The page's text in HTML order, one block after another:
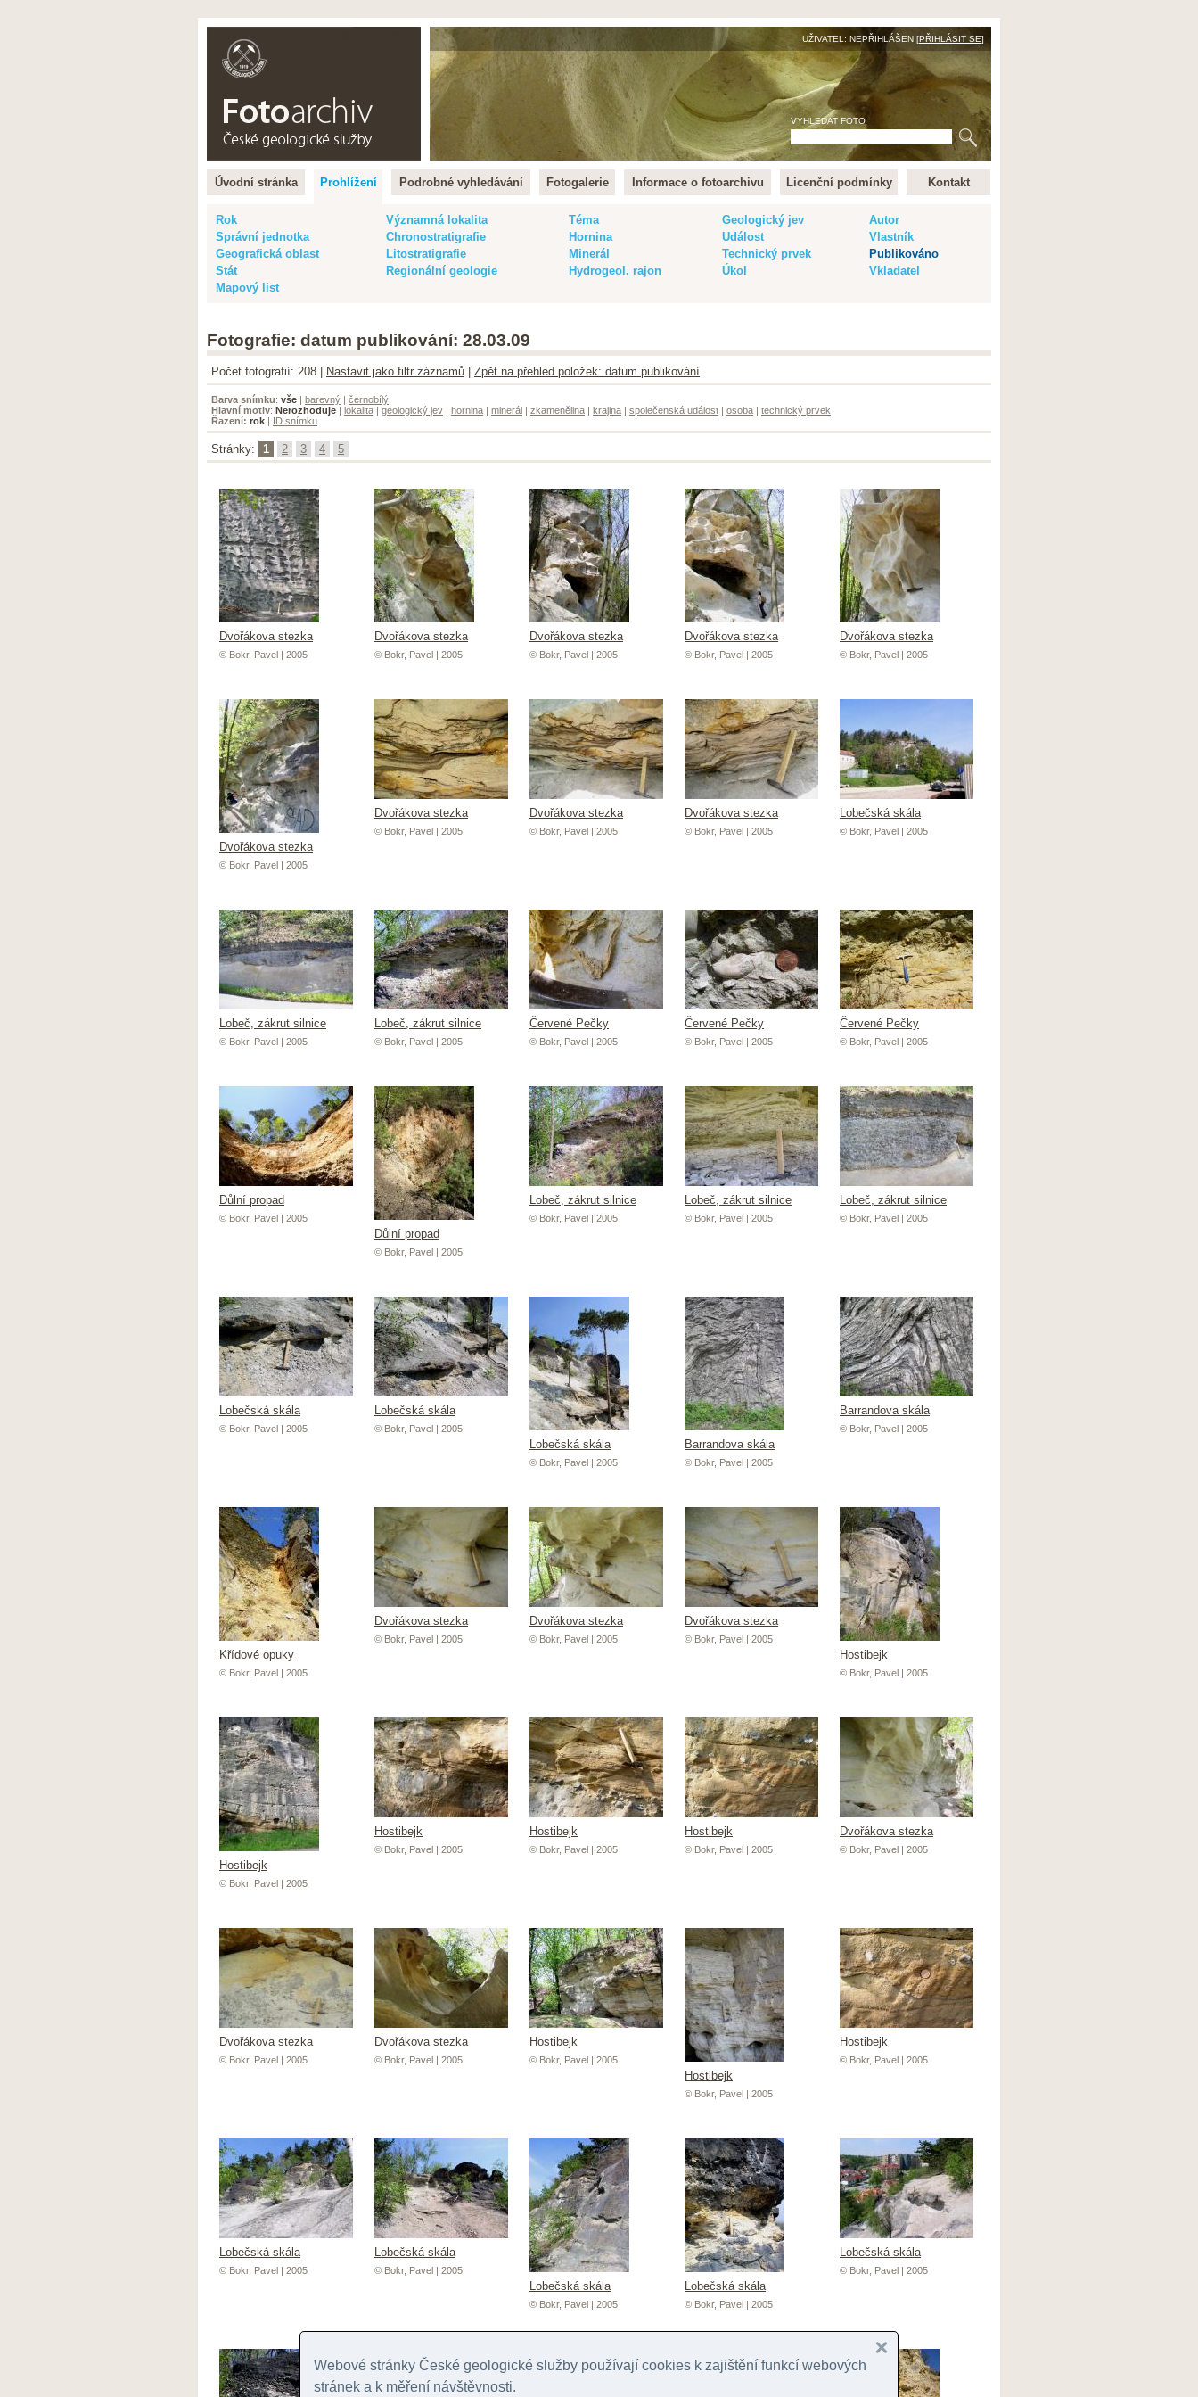
UŽIVATEL: NEPŘIHLÁŠEN [PŘIHLÁSIT SE]
VYHLEDAT FOTO
Úvodní stránka Prohlížení Podrobné vyhledávání Fotogalerie Informace o fotoarchivu Licenční podmínky Kontakt
Rok Významná lokalita Téma Geologický jev
Autor
Správní jednotka
Chronostratigrafie Hornina Událost
Vlastník
Geografická oblast
Litostratigrafie Minerál Technický prvek
Publikováno
Stát
Regionální geologie Hydrogeol. rajon Úkol
Vkladatel
Mapový list
Fotografie: datum publikování: 28.03.09
Počet fotografií: 208 | Nastavit jako filtr záznamů Zpět na přehled položek: datum publikování
Barva snímku: vše | barevný | černobílý
Hlavní motiv: Nerozhoduje | lokalita | geologický jev | hornina | minerál | zkamenělina | krajina | společenská událost | osoba | technický prvek
Řazení: rok | ID snímku
Stránky: 1 2 3 4 5
Dvořákova stezka
© Bokr, Pavel | 2005
Dvořákova stezka
© Bokr, Pavel | 2005
Dvořákova stezka
© Bokr, Pavel | 2005
Dvořákova stezka
© Bokr, Pavel | 2005
Dvořákova stezka
© Bokr, Pavel | 2005
Dvořákova stezka
© Bokr, Pavel | 2005
Dvořákova stezka
© Bokr, Pavel | 2005
Dvořákova stezka
© Bokr, Pavel | 2005
Dvořákova stezka
© Bokr, Pavel | 2005
Lobečská skála
© Bokr, Pavel | 2005
Lobeč, zákrut silnice
© Bokr, Pavel | 2005
Lobeč, zákrut silnice
© Bokr, Pavel | 2005
Červené Pečky
© Bokr, Pavel | 2005
Červené Pečky
© Bokr, Pavel | 2005
Červené Pečky
© Bokr, Pavel | 2005
Důlní propad
© Bokr, Pavel | 2005
Důlní propad
© Bokr, Pavel | 2005
Lobeč, zákrut silnice
© Bokr, Pavel | 2005
Lobeč, zákrut silnice
© Bokr, Pavel | 2005
Lobeč, zákrut silnice
© Bokr, Pavel | 2005
Lobečská skála
© Bokr, Pavel | 2005
Lobečská skála
© Bokr, Pavel | 2005
Lobečská skála
© Bokr, Pavel | 2005
Barrandova skála
© Bokr, Pavel | 2005
Barrandova skála
© Bokr, Pavel | 2005
Křídové opuky
© Bokr, Pavel | 2005
Dvořákova stezka
© Bokr, Pavel | 2005
Dvořákova stezka
© Bokr, Pavel | 2005
Dvořákova stezka
© Bokr, Pavel | 2005
Hostibejk
© Bokr, Pavel | 2005
Hostibejk
© Bokr, Pavel | 2005
Hostibejk
© Bokr, Pavel | 2005
Hostibejk
© Bokr, Pavel | 2005
Hostibejk
© Bokr, Pavel | 2005
Dvořákova stezka
© Bokr, Pavel | 2005
Dvořákova stezka
© Bokr, Pavel | 2005
Dvořákova stezka
© Bokr, Pavel | 2005
Hostibejk
© Bokr, Pavel | 2005
Hostibejk
© Bokr, Pavel | 2005
Hostibejk
© Bokr, Pavel | 2005
Lobečská skála
© Bokr, Pavel | 2005
Lobečská skála
© Bokr, Pavel | 2005
Lobečská skála
© Bokr, Pavel | 2005
Lobečská skála
© Bokr, Pavel | 2005
Lobečská skála
© Bokr, Pavel | 2005
Webové stránky České geologické služby používají cookies k zajištění funkcí webových
stránek a k měření návštěvnosti.